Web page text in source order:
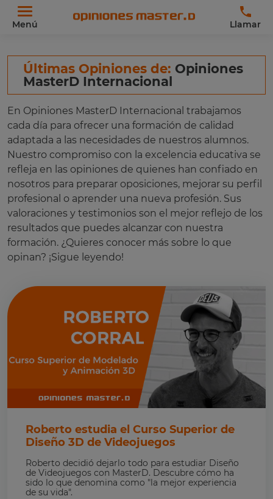
Menú Llamar
Últimas Opiniones de: Opiniones
MasterD Internacional
En Opiniones MasterD Internacional trabajamos
cada día para ofrecer una formación de calidad
adaptada a las necesidades de nuestros alumnos.
Nuestro compromiso con la excelencia educativa se
refleja en las opiniones de quienes han confiado en
nosotros para preparar oposiciones, mejorar su perfil
profesional o aprender una nueva profesión. Sus
valoraciones y testimonios son el mejor reflejo de los
resultados que puedes alcanzar con nuestra
formación. ¿Quieres conocer más sobre lo que
opinan? ¡Sigue leyendo!
Roberto estudia el Curso Superior de
Diseño 3D de Videojuegos
Roberto decidió dejarlo todo para estudiar Diseño
de Videojuegos con MasterD. Descubre cómo ha
sido lo que denomina como "la mejor experiencia
de su vida".